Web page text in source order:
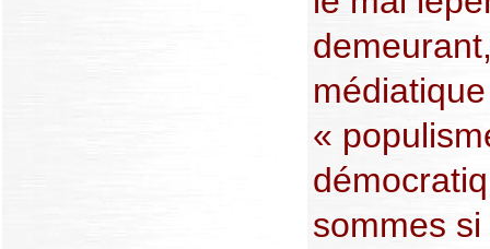
«
sommes